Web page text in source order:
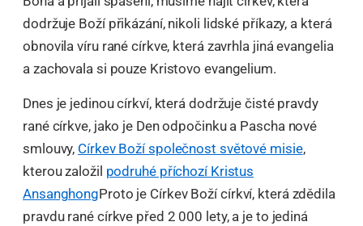
dodržuje Boží přikázání, nikoli lidské příkazy, a která
obnovila víru rané církve, která zavrhla jiná evangelia
a zachovala si pouze Kristovo evangelium.
Dnes je jedinou církví, která dodržuje čisté pravdy
rané církve, jako je Den odpočinku a Pascha nové
smlouvy, Církev Boží společnost světové misie,
kterou založil podruhé příchozí Kristus
AnsanghongProto je Církev Boží církví, která zdědila
pravdu rané církve před 2 000 lety, a je to jediná